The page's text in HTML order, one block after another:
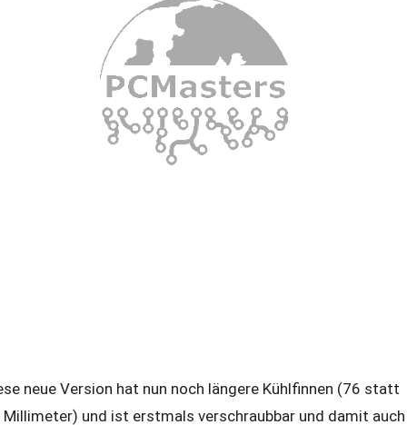
neue Version hat nun noch längere Kühlfinnen (76 statt
Millimeter) und ist erstmals verschraubbar und damit auch